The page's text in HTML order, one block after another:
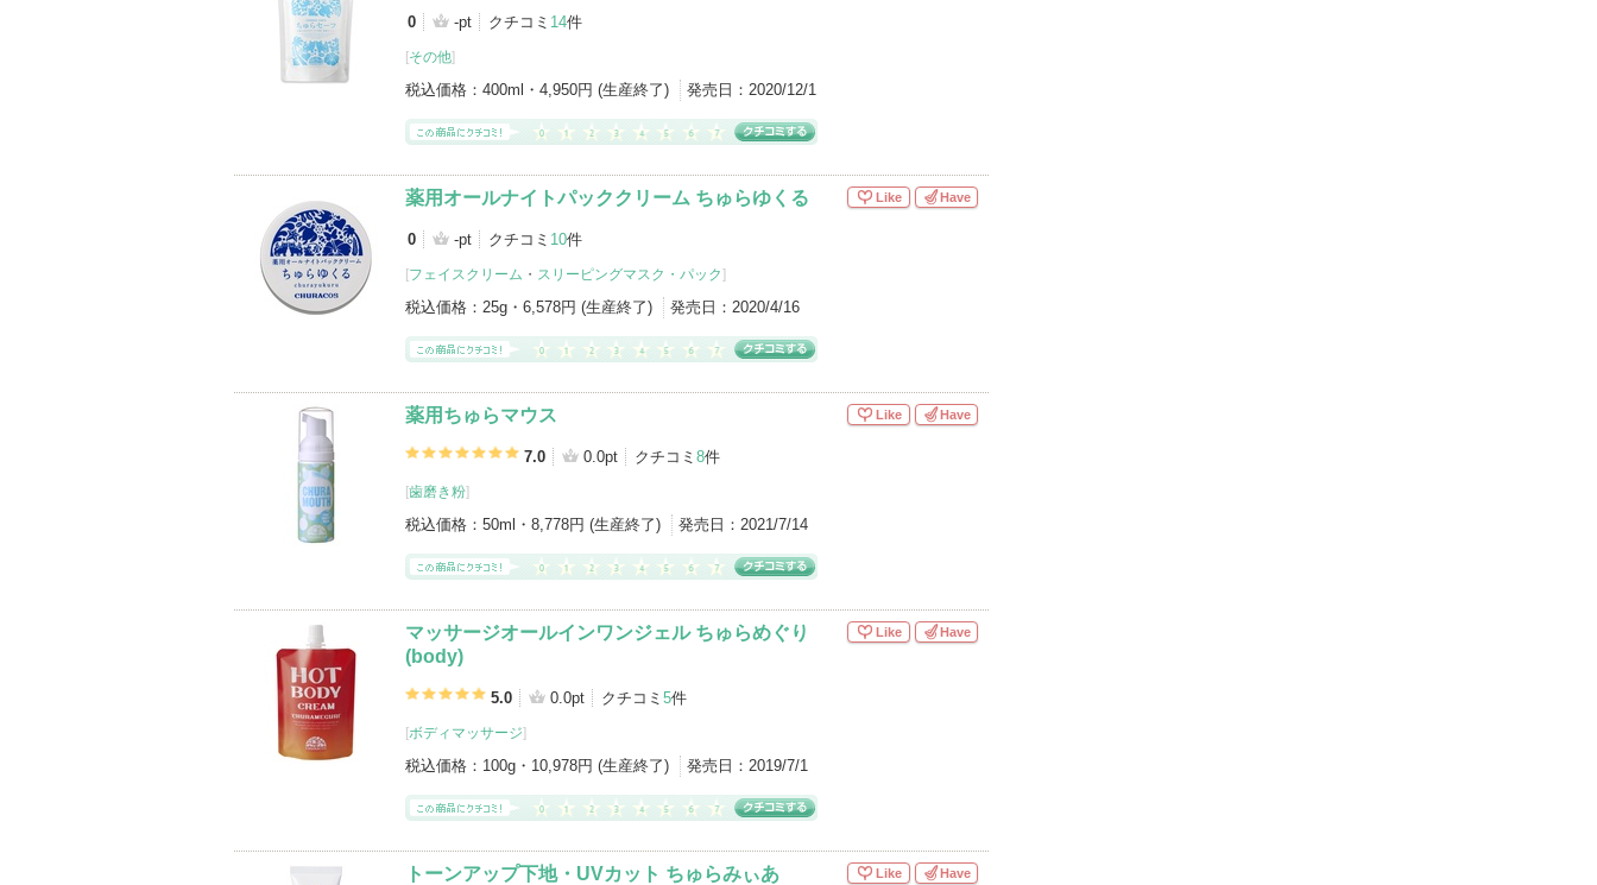
0 -pt クチコミ 14件
[その他]
税込価格： 400ml・4,950円 (生産終了) 発売日： 2020/12/1
薬用オールナイトパッククリーム ちゅらゆくる
0 -pt クチコミ 10件
[フェイスクリーム ・ スリーピングマスク・パック]
税込価格： 25g・6,578円 (生産終了) 発売日： 2020/4/16
Like Have
薬用ちゅらマウス
7.0 0.0pt クチコミ 8件
[歯磨き粉]
税込価格： 50ml・8,778円 (生産終了) 発売日： 2021/7/14
Like Have
マッサージオールインワンジェル ちゅらめぐり
(body)
5.0 0.0pt クチコミ 5件
[ボディマッサージ]
税込価格： 100g・10,978円 (生産終了) 発売日： 2019/7/1
Like Have
トーンアップ下地・UVカット ちゅらみぃあ Like Have